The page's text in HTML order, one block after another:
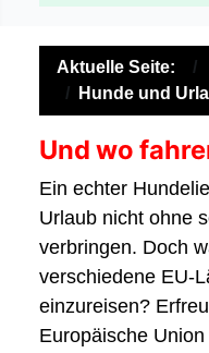
Aktuelle Seite:
Hunde und
Und wo
Ein echter
Urlaub nicht ohne
verbringen. Doch
verschiedene EU-
einzureisen?
Europäische